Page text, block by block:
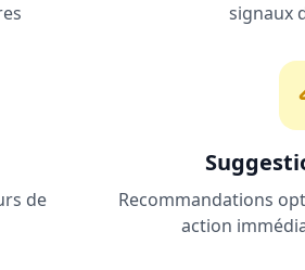
signaux
de
Recommandations
action